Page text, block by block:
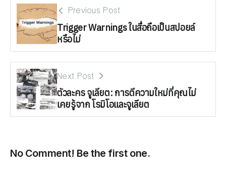
Previous Post
Trigger Warnings ในสื่อถือเป็นสปอยล์
หรือไม่
Next Post
ตัวละคร จูเลียต: การตีความใหม่ที่คุณไม่
เคยรู้จาก โรมิโอและจูเลียต
No Comment! Be the first one.